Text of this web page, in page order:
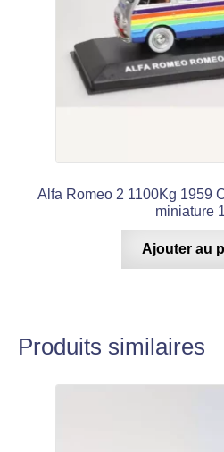
Alfa Romeo 2 1100Kg 1959
miniature
Ajouter au
Produits similaires